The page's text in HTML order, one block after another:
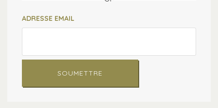
ADRESSE EMAIL
SOUMETTRE